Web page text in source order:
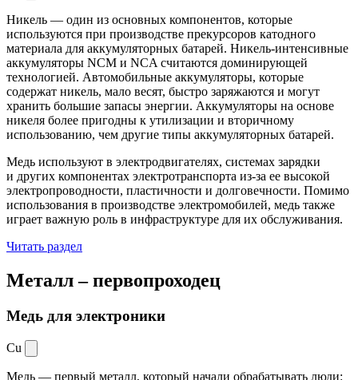
Никель — один из основных компонентов, которые
используются при производстве прекурсоров катодного
материала для аккумуляторных батарей. Никель-интенсивные
аккумуляторы NCM и NCA считаются доминирующей
технологией. Автомобильные аккумуляторы, которые
содержат никель, мало весят, быстро заряжаются и могут
хранить большие запасы энергии. Аккумуляторы на основе
никеля более пригодны к утилизации и вторичному
использованию, чем другие типы аккумуляторных батарей.
Медь используют в электродвигателях, системах зарядки
и других компонентах электротранспорта из-за ее высокой
электропроводности, пластичности и долговечности. Помимо
использования в производстве электромобилей, медь также
играет важную роль в инфраструктуре для их обслуживания.
Читать раздел
Металл –первопроходец
Медь для электроники
Cu
Медь — первый металл, который начали обрабатывать люди: